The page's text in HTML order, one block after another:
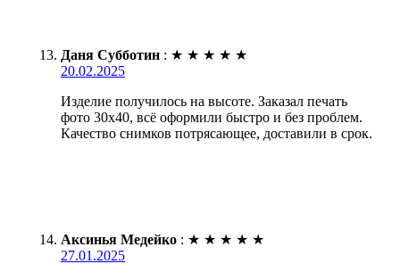
Даня Субботин : ★ ★ ★ ★ ★
20.02.2025
Изделие получилось на высоте. Заказал печать
фото 30х40, всё оформили быстро и без проблем.
Качество снимков потрясающее, доставили в срок.
Аксинья Медейко : ★ ★ ★ ★ ★
27.01.2025